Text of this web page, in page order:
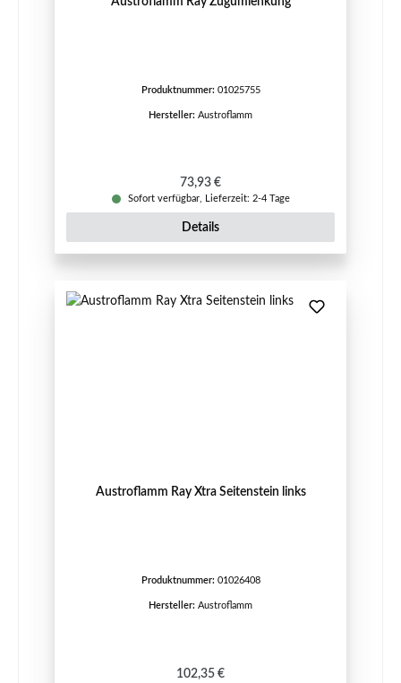
Produktnummer: 01025755
Hersteller: Austroflamm
Regulärer Preis:
73,93 €
Sofort verfügbar, Lieferzeit: 2-4 Tage
Details
Austroflamm Ray Xtra Seitenstein links
Produktnummer: 01026408
Hersteller: Austroflamm
Regulärer Preis:
102,35 €